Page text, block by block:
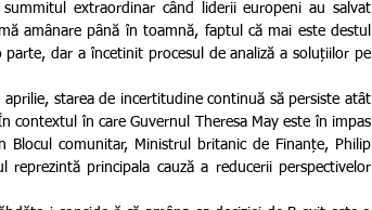
extraordinar când liderii europeni au salvat
amânare până în toamnă, faptul că mai este destul
dar a încetinit procesul de analiză a soluțiilor pe
contextul în care Guvernul Theresa May este în impas
Blocul comunitar, Ministrul britanic de Finanțe, Philip
principala cauză a reducerii perspectivelor